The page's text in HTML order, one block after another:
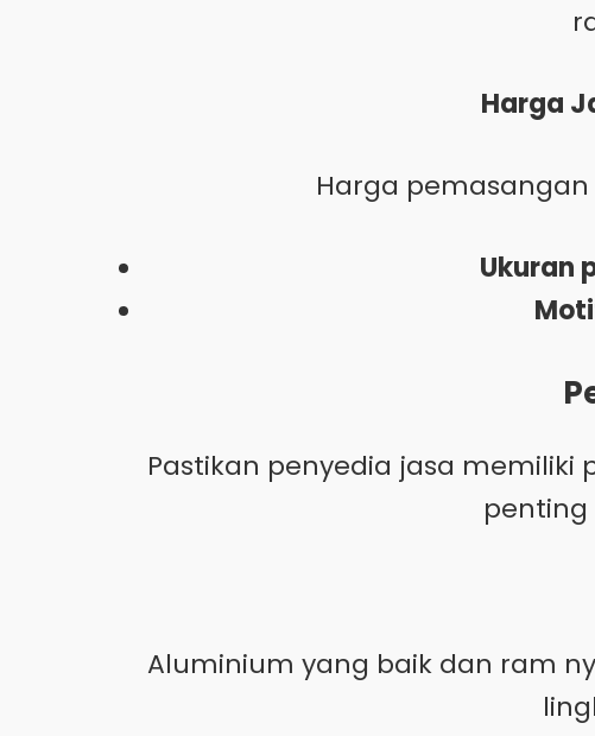
Harga
Harga
Ukuran
Pastikan penyedia jasa
Aluminium yang baik dan ram